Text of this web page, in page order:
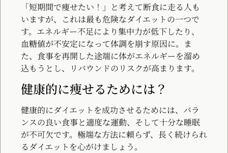
「短期間で痩せたい！」と考えて断食に走る人も
いますが、これは最も危険なダイエットの一つで
す。エネルギー不足により集中力が低下したり、
血糖値が不安定になって体調を崩す原因に。ま
た、食事を再開した途端に体がエネルギーを溜め
込もうとし、リバウンドのリスクが高まります。
健康的に痩せるためには？
健康的にダイエットを成功させるためには、バラ
ンスの良い食事と適度な運動、そして十分な睡眠
が不可欠です。極端な方法に頼らず、長く続けられ
るダイエットを心がけましょう。